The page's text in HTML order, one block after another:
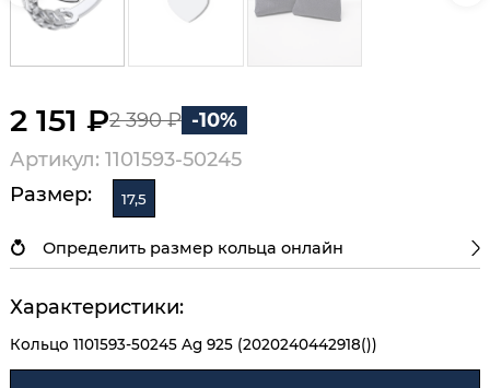
2 151 ₽2 390 ₽ -10%
Артикул: 1101593-50245
Размер:
17,5
Определить размер кольца онлайн
Характеристики:
Кольцо 1101593-50245 Ag 925 (2020240442918())